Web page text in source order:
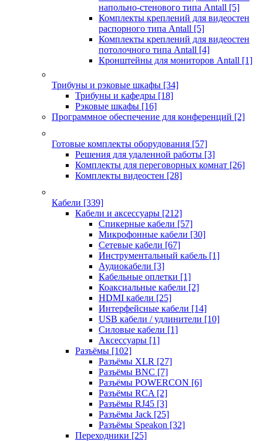
напольно-стенового типа Antall [5]
Комплекты креплений для видеостен
распорного типа Antall [5]
Комплекты креплений для видеостен
потолочного типа Antall [4]
Кронштейны для мониторов Antall [1]
Трибуны и рэковые шкафы [34]
Трибуны и кафедры [18]
Рэковые шкафы [16]
Программное обеспечение для конференций [2]
Готовые комплекты оборудования [57]
Решения для удаленной работы [3]
Комплекты для переговорных комнат [26]
Комплекты видеостен [28]
Кабели [339]
Кабели и аксессуары [212]
Спикерные кабели [57]
Микрофонные кабели [30]
Сетевые кабели [67]
Инструментальный кабель [1]
Аудиокабели [3]
Кабельные оплетки [1]
Коаксиальные кабели [2]
HDMI кабели [25]
Интерфейсные кабели [14]
USB кабели / удлинители [10]
Силовые кабели [1]
Аксессуары [1]
Разъёмы [102]
Разъёмы XLR [27]
Разъёмы BNC [7]
Разъёмы POWERCON [6]
Разъёмы RCA [2]
Разъёмы RJ45 [3]
Разъёмы Jack [25]
Разъёмы Speakon [32]
Переходники [25]